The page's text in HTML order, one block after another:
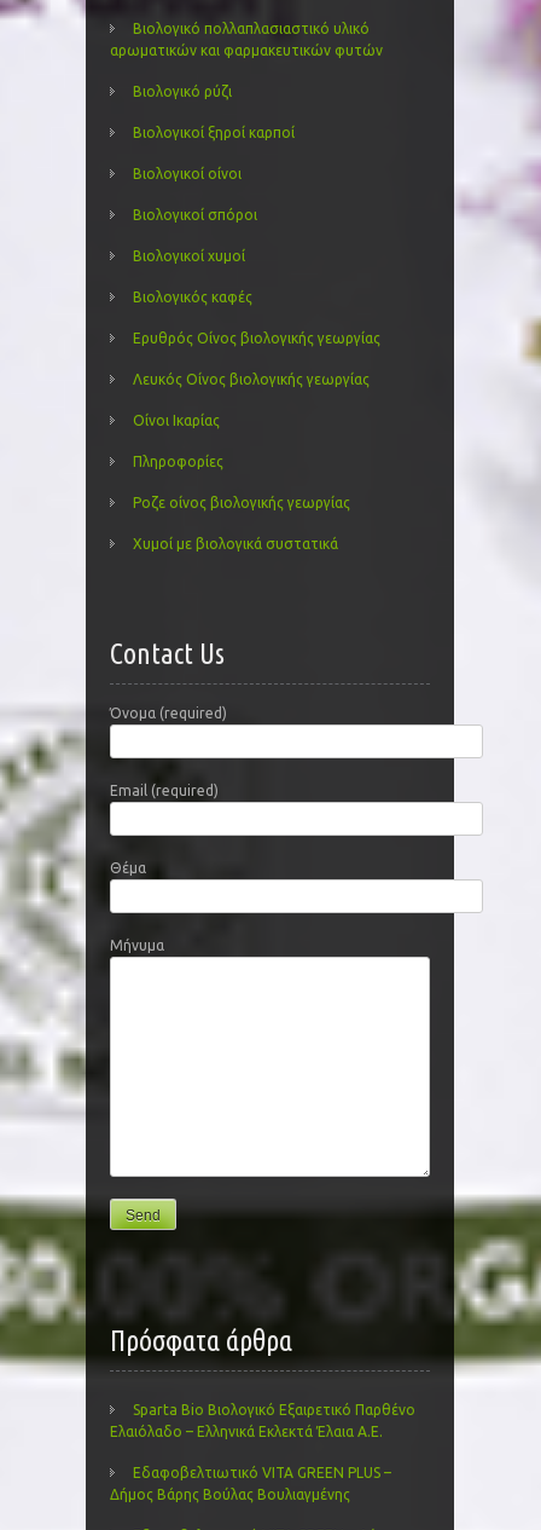
Βιολογικό πολλαπλασιαστικό υλικό
αρωματικών και φαρμακευτικών φυτών
Βιολογικό ρύζι
Βιολογικοί ξηροί καρποί
Βιολογικοί οίνοι
Βιολογικοί σπόροι
Βιολογικοί χυμοί
Βιολογικός καφές
Ερυθρός Οίνος βιολογικής γεωργίας
Λευκός Οίνος βιολογικής γεωργίας
Οίνοι Ικαρίας
Πληροφορίες
Ροζε οίνος βιολογικής γεωργίας
Χυμοί με βιολογικά συστατικά
Contact Us
Όνομα (required)
Email (required)
Θέμα
Μήνυμα
Πρόσφατα άρθρα
Sparta Bio Βιολογικό Εξαιρετικό Παρθένο
Ελαιόλαδο – Ελληνικά Εκλεκτά Έλαια Α.Ε.
Εδαφοβελτιωτικό VITA GREEN PLUS –
Δήμος Βάρης Βούλας Βουλιαγμένης